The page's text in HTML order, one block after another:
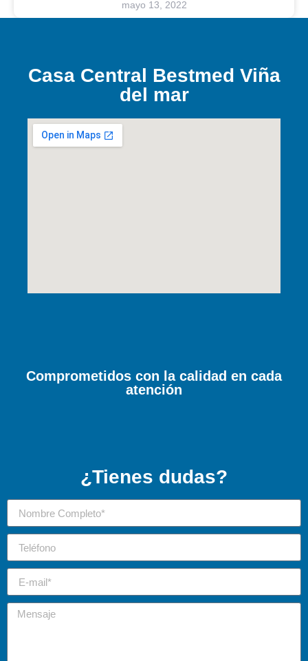
mayo 13, 2022
Casa Central Bestmed Viña
del mar
Comprometidos con la calidad en cada
atención
¿Tienes dudas?